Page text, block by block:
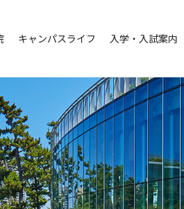
キャンパスライフ 入学・入試案内